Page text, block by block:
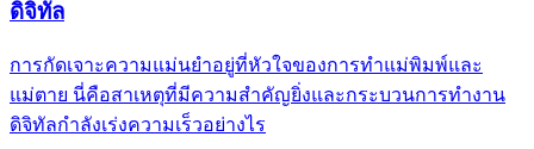
ดิจิทัล
การกัดเจาะความแม่นยำอยู่ที่หัวใจของการทำแม่พิมพ์และ
แม่ตาย นี่คือสาเหตุที่มีความสำคัญยิ่งและกระบวนการทำงาน
ดิจิทัลกำลังเร่งความเร็วอย่างไร